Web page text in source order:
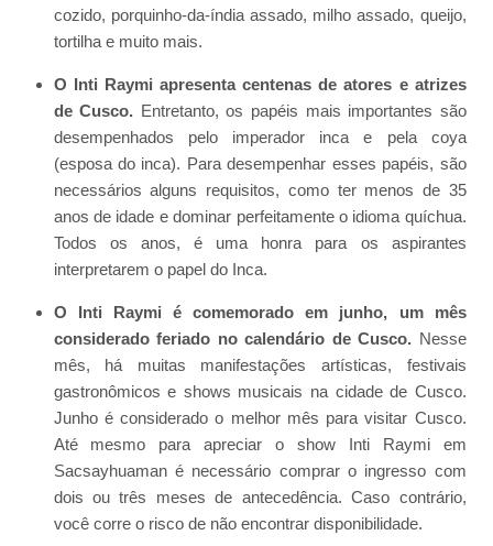
cozido, porquinho-da-índia assado, milho assado, queijo,
tortilha e muito mais.
O Inti Raymi apresenta centenas de atores e atrizes
de Cusco. Entretanto, os papéis mais importantes são
desempenhados pelo imperador inca e pela coya
(esposa do inca). Para desempenhar esses papéis, são
necessários alguns requisitos, como ter menos de 35
anos de idade e dominar perfeitamente o idioma quíchua.
Todos os anos, é uma honra para os aspirantes
interpretarem o papel do Inca.
O Inti Raymi é comemorado em junho, um mês
considerado feriado no calendário de Cusco. Nesse
mês, há muitas manifestações artísticas, festivais
gastronômicos e shows musicais na cidade de Cusco.
Junho é considerado o melhor mês para visitar Cusco.
Até mesmo para apreciar o show Inti Raymi em
Sacsayhuaman é necessário comprar o ingresso com
dois ou três meses de antecedência. Caso contrário,
você corre o risco de não encontrar disponibilidade.